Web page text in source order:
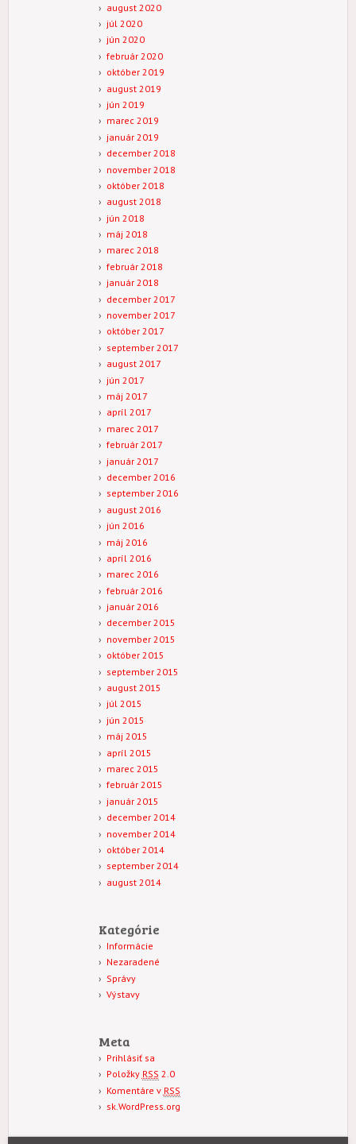
august 2020
júl 2020
jún 2020
február 2020
október 2019
august 2019
jún 2019
marec 2019
január 2019
december 2018
november 2018
október 2018
august 2018
jún 2018
máj 2018
marec 2018
február 2018
január 2018
december 2017
november 2017
október 2017
september 2017
august 2017
jún 2017
máj 2017
apríl 2017
marec 2017
február 2017
január 2017
december 2016
september 2016
august 2016
jún 2016
máj 2016
apríl 2016
marec 2016
február 2016
január 2016
december 2015
november 2015
október 2015
september 2015
august 2015
júl 2015
jún 2015
máj 2015
apríl 2015
marec 2015
február 2015
január 2015
december 2014
november 2014
október 2014
september 2014
august 2014
Kategórie
Informácie
Nezaradené
Správy
Výstavy
Meta
Prihlásiť sa
Položky RSS 2.0
Komentáre v RSS
sk.WordPress.org